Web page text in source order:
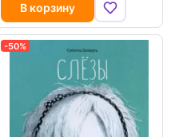
В корзину
-50%